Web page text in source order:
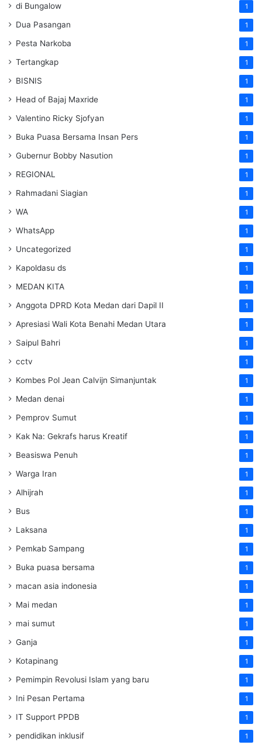
di Bungalow 1
Dua Pasangan 1
Pesta Narkoba 1
Tertangkap 1
BISNIS 1
Head of Bajaj Maxride 1
Valentino Ricky Sjofyan 1
Buka Puasa Bersama Insan Pers 1
Gubernur Bobby Nasution 1
REGIONAL 1
Rahmadani Siagian 1
WA 1
WhatsApp 1
Uncategorized 1
Kapoldasu ds 1
MEDAN KITA 1
Anggota DPRD Kota Medan dari Dapil II 1
Apresiasi Wali Kota Benahi Medan Utara 1
Saipul Bahri 1
cctv 1
Kombes Pol Jean Calvijn Simanjuntak 1
Medan denai 1
Pemprov Sumut 1
Kak Na: Gekrafs harus Kreatif 1
Beasiswa Penuh 1
Warga Iran 1
Alhijrah 1
Bus 1
Laksana 1
Pemkab Sampang 1
Buka puasa bersama 1
macan asia indonesia 1
Mai medan 1
mai sumut 1
Ganja 1
Kotapinang 1
Pemimpin Revolusi Islam yang baru 1
Ini Pesan Pertama 1
IT Support PPDB 1
pendidikan inklusif 1